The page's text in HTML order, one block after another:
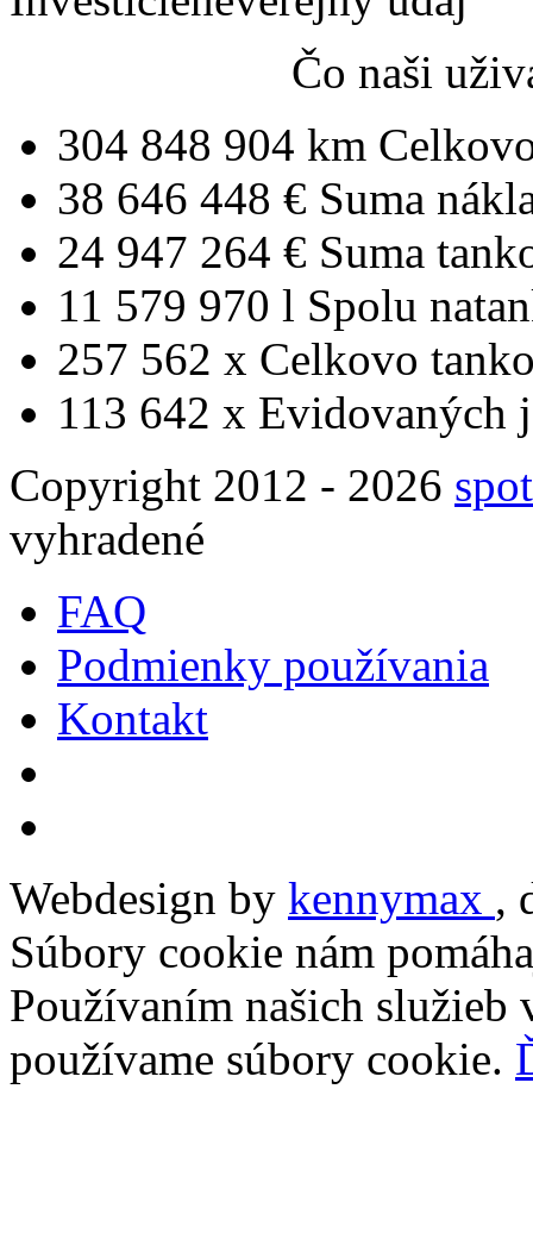
Čo naši
304 848 904 km
38 646 448 € Suma
24 947 264 € Suma
11 579 970 l Spolu
257 562 x Celkovo
113 642 x Evidovaných
Copyright 2012 - 2026
vyhradené
FAQ
Podmienky používania
Kontakt
Webdesign by kennymax ,
Súbory cookie nám
Používaním našich služieb
používame súbory cookie.